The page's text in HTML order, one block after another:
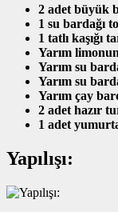
2 adet büyük
1 su bardağı
1 tatlı kaşığı
Yarım
Yarım su
Yarım su
Yarım çay
2 adet hazır
1 adet
Yapılışı: